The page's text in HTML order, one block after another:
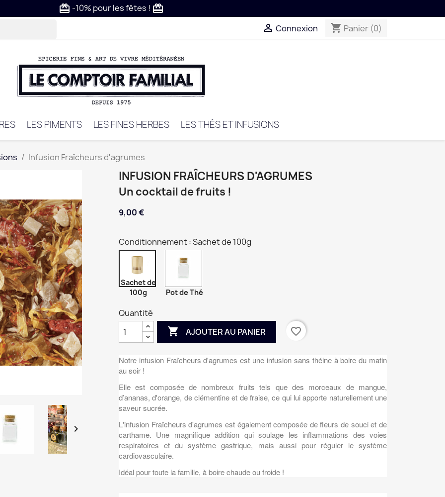
card_giftcard -10% pour les fêtes ! card_giftcard
 Connexion shopping_cart Panier (0)
LES PIMENTS LES FINES HERBES LES THÉS ET INFUSIONS
Infusion Fraîcheurs d'agrumes

INFUSION FRAÎCHEURS D'AGRUMES
Un cocktail de fruits !
9,00 €
Conditionnement : Sachet de 100g
Sachet de
100g
Pot de Thé
Quantité
 AJOUTER AU PANIER favorite_border
Notre infusion Fraîcheurs d'agrumes est une infusion sans théine à boire du matin
au soir !
Elle est composée de nombreux fruits tels que des morceaux de mangue,
d’ananas, d'orange, de clémentine et de fraise, ce qui lui apporte naturellement une
saveur sucrée.
L'infusion Fraîcheurs d'agrumes est également composée de fleurs de souci et de
carthame. Une magnifique addition qui soulage les inflammations des voies
respiratoires et du système gastrique, mais aussi pour réguler le système
cardiovasculaire.
Idéal pour toute la famille, à boire chaude ou froide !